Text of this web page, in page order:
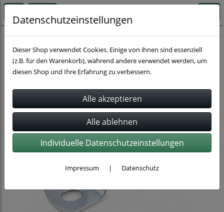
Rohrbefestigung Rohrschellen
Datenschutzeinstellungen
Dieser Shop verwendet Cookies. Einige von ihnen sind essenziell
(z.B. für den Warenkorb), während andere verwendet werden, um
diesen Shop und Ihre Erfahrung zu verbessern.
Individuelle Datenschutzeinstellungen
Impressum | Datenschutz